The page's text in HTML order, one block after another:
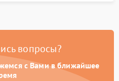
вопросы?
с Вами в ближайшее